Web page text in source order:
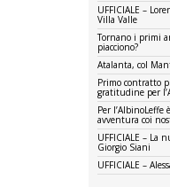
UFFICIALE –
Villa Valle
Tornano i primi
piacciono?
Atalanta, col
Primo contratto
gratitudine per
Per l’AlbinoLeffe
avventura coi
UFFICIALE – La
Giorgio Siani
UFFICIALE –